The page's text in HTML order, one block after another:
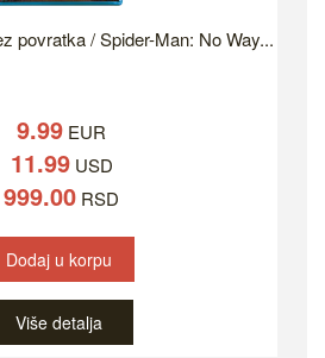
povratka / Spider-Man: No Way...
9.99 EUR
11.99USD
999.00 RSD
Dodaj u korpu
Više detalja